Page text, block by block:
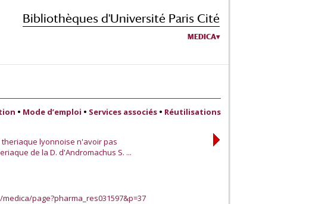
Bibliothèques d'Université Paris Cité
MEDICA
• Mode d’emploi • Services associés • Réutilisations
lyonnoise n'avoir pas
de la D. d'Andromachus S. ...
page?pharma_res031597&p=37